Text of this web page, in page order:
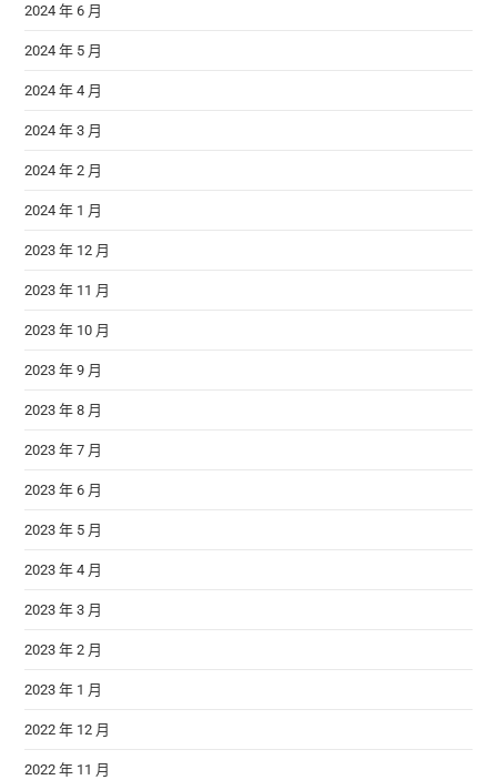
2024 年 6 月
2024 年 5 月
2024 年 4 月
2024 年 3 月
2024 年 2 月
2024 年 1 月
2023 年 12 月
2023 年 11 月
2023 年 10 月
2023 年 9 月
2023 年 8 月
2023 年 7 月
2023 年 6 月
2023 年 5 月
2023 年 4 月
2023 年 3 月
2023 年 2 月
2023 年 1 月
2022 年 12 月
2022 年 11 月